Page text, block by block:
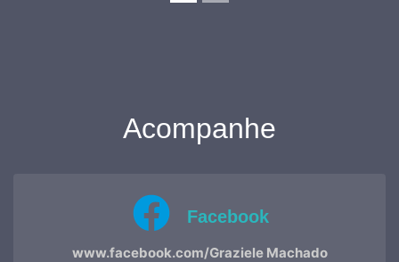
Acompanhe
Facebook
www.facebook.com/Graziele Machado